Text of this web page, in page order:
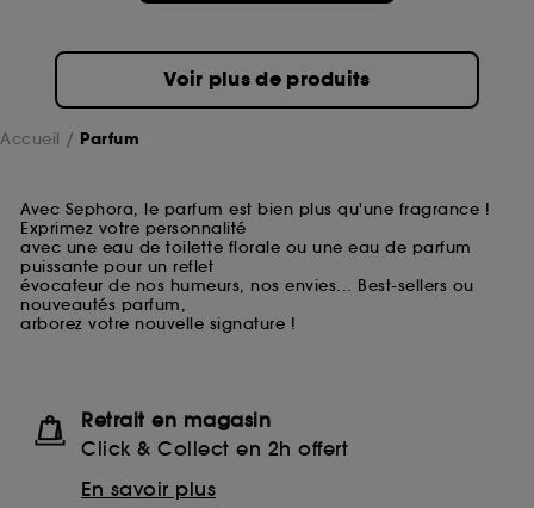
Voir plus de produits
Accueil Parfum
Avec Sephora, le parfum est bien plus qu'une fragrance !
Exprimez votre personnalité
avec une eau de toilette florale ou une eau de parfum
puissante pour un reflet
évocateur de nos humeurs, nos envies... Best-sellers ou
nouveautés parfum,
arborez votre nouvelle signature !
Retrait en magasin
Click & Collect en 2h offert
En savoir plus